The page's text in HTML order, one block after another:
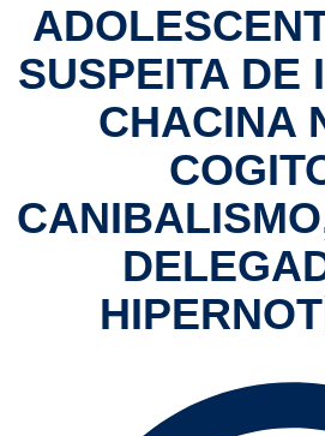
SUSPEITA DE
CHACINA